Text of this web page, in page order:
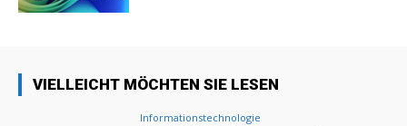
VIELLEICHT MÖCHTEN SIE LESEN
Informationstechnologie